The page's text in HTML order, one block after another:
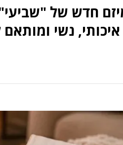
חדש של
נשי